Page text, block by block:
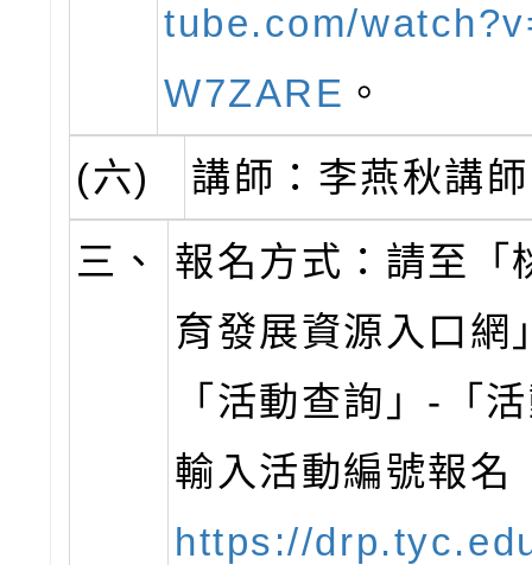
tube.com/
W7ZARE 。
(六)
講師：李燕秋講
三、
報名方式：請至「
育發展資源入口網
「活動查詢」-「
輸入活動編號報名
https://